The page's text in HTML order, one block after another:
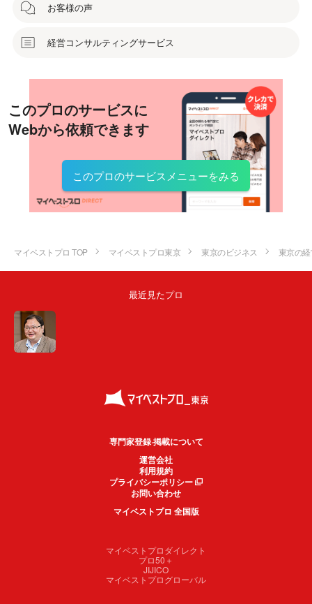
お客様の声
経営コンサルティングサービス
このプロのサービスに
Webから依頼できます
このプロのサービスメニューをみる
マイベストプロ TOP マイベストプロ東京 東京のビジネス 東京の
最近見たプロ
専門家登録·掲載について
運営会社
利用規約
プライバシーポリシー
お問い合わせ
マイベストプロ 全国版
マイベストプロダイレクト
プロ50＋
JIJICO
マイベストプログローバル